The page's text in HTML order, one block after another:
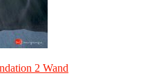
2 Wand